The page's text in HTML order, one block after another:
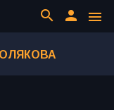
menu
person
search